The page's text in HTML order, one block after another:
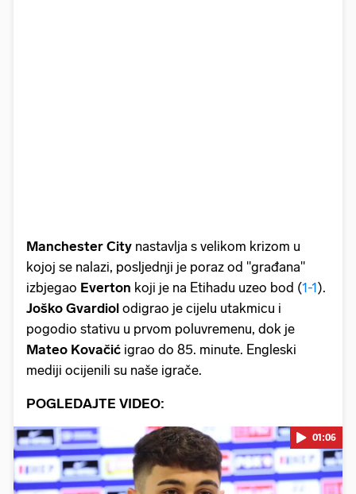
Manchester City nastavlja s velikom krizom u
kojoj se nalazi, posljednji je poraz od "građana"
izbjegao Everton koji je na Etihadu uzeo bod (1-1).
Joško Gvardiol odigrao je cijelu utakmicu i
pogodio stativu u prvom poluvremenu, dok je
Mateo Kovačić igrao do 85. minute. Engleski
mediji ocijenili su naše igrače.
POGLEDAJTE VIDEO:
01:06